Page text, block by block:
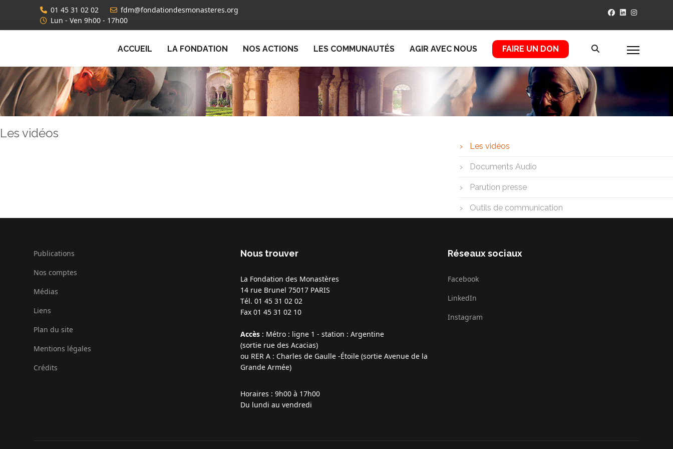
01 45 31 02 02
fdm@fondationdesmonasteres.org
Lun - Ven 9h00 - 17h00
ACCUEIL LA FONDATION NOS ACTIONS LES COMMUNAUTÉS AGIR AVEC NOUS FAIRE UN DON
Les vidéos
Les vidéos
Documents Audio
Parution presse
Outils de communication
Publications
Nos comptes
Médias
Liens
Plan du site
Mentions légales
Crédits
Nous trouver
La Fondation des Monastères
14 rue Brunel75017 PARIS
Tél. 01 45 31 02 02
Fax 01 45 31 02 10
Accès : Métro : ligne 1 - station : Argentine
(sortie rue des Acacias)
ou RER A : Charles de Gaulle -Étoile (sortie Avenue de la
Grande Armée)
Horaires : 9h00 à 17h00
Du lundi au vendredi
Réseaux sociaux
Facebook
LinkedIn
Instagram